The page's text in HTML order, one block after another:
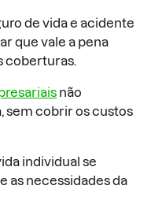
de vida e acidente
que vale a pena
coberturas.
não
sem cobrir os custos
individual se
as necessidades da